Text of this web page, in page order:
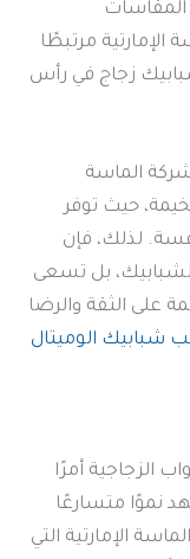
مرتبطًا
شبابيك زجاج في رأس
الماسة
حيث توفر
لذلك، فإن
بل تسعى
على الثقة والرضا
شبابيك الوميتال
الزجاجية أمرًا
نموًا متسارعًا
الإمارتية التي